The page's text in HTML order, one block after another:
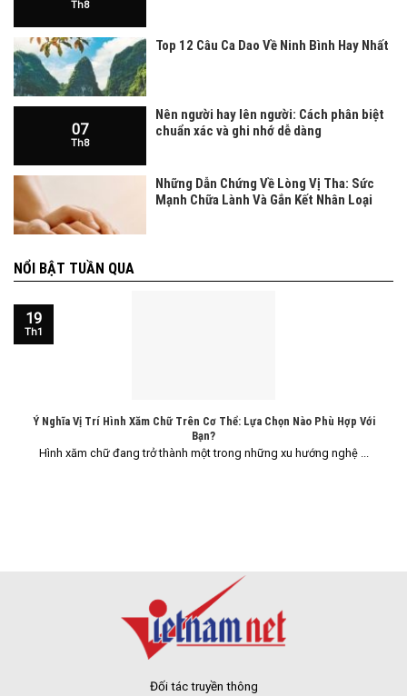
Th8
Top 12 Câu Ca Dao Về Ninh Bình Hay Nhất
07
Th8
Nên người hay lên người: Cách phân biệt
chuẩn xác và ghi nhớ dễ dàng
Những Dẫn Chứng Về Lòng Vị Tha: Sức
Mạnh Chữa Lành Và Gắn Kết Nhân Loại
NỔI BẬT TUẦN QUA
Ý Nghĩa Vị Trí Hình Xăm Chữ Trên Cơ Thể: Lựa Chọn Nào Phù Hợp Với
Bạn?
Hình xăm chữ đang trở thành một trong những xu hướng nghệ ...
19
Th1
Đối tác truyền thông